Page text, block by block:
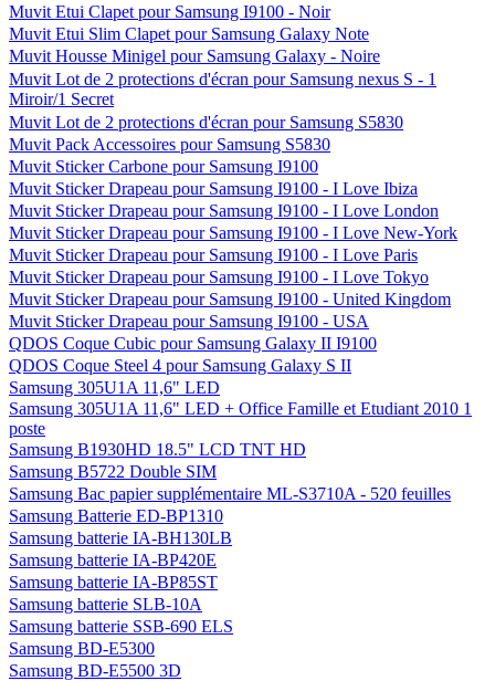
Muvit Etui Clapet pour Samsung I9100 - Noir
Muvit Etui Slim Clapet pour Samsung Galaxy Note
Muvit Housse Minigel pour Samsung Galaxy - Noire
Muvit Lot de 2 protections d'écran pour Samsung nexus S - 1
Miroir/1 Secret
Muvit Lot de 2 protections d'écran pour Samsung S5830
Muvit Pack Accessoires pour Samsung S5830
Muvit Sticker Carbone pour Samsung I9100
Muvit Sticker Drapeau pour Samsung I9100 - I Love Ibiza
Muvit Sticker Drapeau pour Samsung I9100 - I Love London
Muvit Sticker Drapeau pour Samsung I9100 - I Love New-York
Muvit Sticker Drapeau pour Samsung I9100 - I Love Paris
Muvit Sticker Drapeau pour Samsung I9100 - I Love Tokyo
Muvit Sticker Drapeau pour Samsung I9100 - United Kingdom
Muvit Sticker Drapeau pour Samsung I9100 - USA
QDOS Coque Cubic pour Samsung Galaxy II I9100
QDOS Coque Steel 4 pour Samsung Galaxy S II
Samsung 305U1A 11,6" LED
Samsung 305U1A 11,6" LED + Office Famille et Etudiant 2010 1
poste
Samsung B1930HD 18.5" LCD TNT HD
Samsung B5722 Double SIM
Samsung Bac papier supplémentaire ML-S3710A - 520 feuilles
Samsung Batterie ED-BP1310
Samsung batterie IA-BH130LB
Samsung batterie IA-BP420E
Samsung batterie IA-BP85ST
Samsung batterie SLB-10A
Samsung batterie SSB-690 ELS
Samsung BD-E5300
Samsung BD-E5500 3D